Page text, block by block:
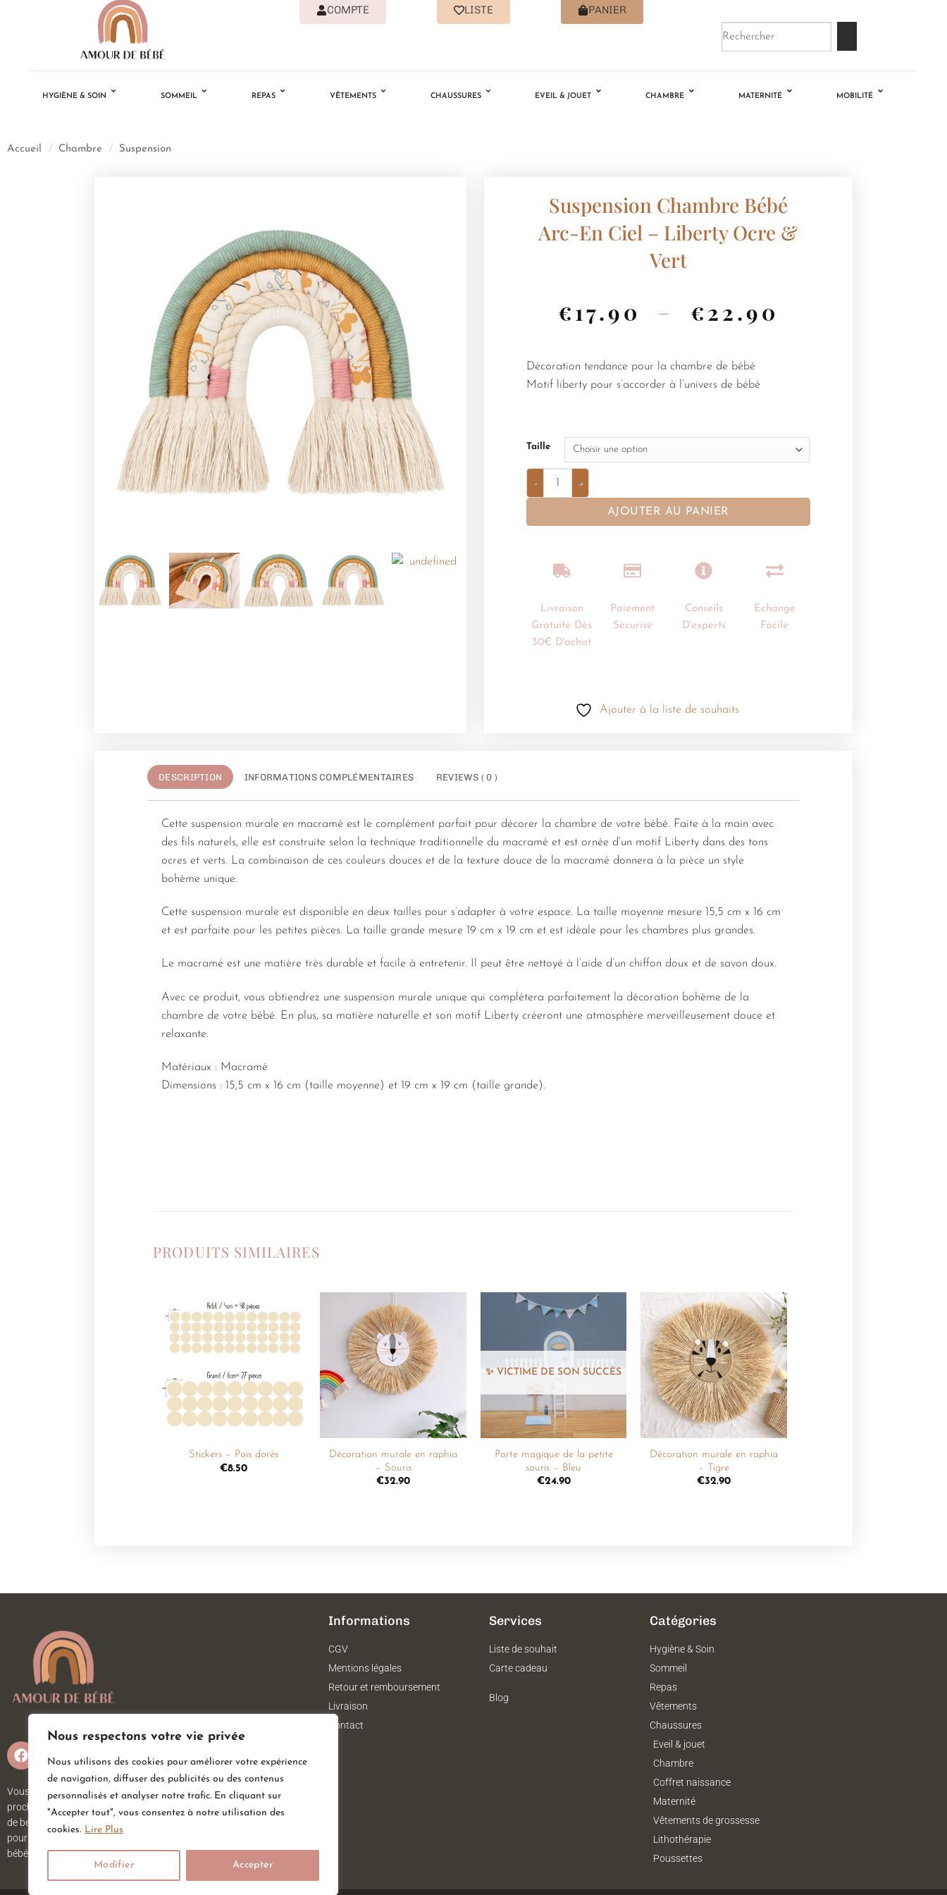
Nous respectons votre vie privée
Nous utilisons des cookies pour améliorer votre expérience
de navigation, diffuser des publicités ou des contenus
personnalisés et analyser notre trafic. En cliquant sur
"Accepter tout", vous consentez à notre utilisation des
cookies. Lire Plus
Modifier Accepter
COMPTE LISTE PANIER
HYGIÈNE & SOIN SOMMEIL REPAS VÊTEMENTS CHAUSSURES EVEIL & JOUET CHAMBRE MATERNITÉ MOBILITÉ
Accueil / Chambre / Suspension
Suspension Chambre Bébé
Arc-En Ciel – Liberty Ocre &
Vert
€17.90 – €22.90
Décoration tendance pour la chambre de bébé
Motif liberty pour s’accorder à l’univers de bébé
Taille
AJOUTER AU PANIER
Livraison
Gratuite Dès
30€ D'achat
Paiement
Sécurisé
Conseils
D'experts
Echange
Facile
Ajouter à la liste de souhaits
DESCRIPTION INFORMATIONS COMPLÉMENTAIRES REVIEWS ( 0 )
Cette suspension murale en macramé est le complément parfait pour décorer la chambre de votre bébé. Faite à la main avec
des fils naturels, elle est construite selon la technique traditionnelle du macramé et est ornée d’un motif Liberty dans des tons
ocres et verts. La combinaison de ces couleurs douces et de la texture douce de la macramé donnera à la pièce un style
bohème unique.
Cette suspension murale est disponible en deux tailles pour s’adapter à votre espace. La taille moyenne mesure 15,5 cm x 16 cm
et est parfaite pour les petites pièces. La taille grande mesure 19 cm x 19 cm et est idéale pour les chambres plus grandes.
Le macramé est une matière très durable et facile à entretenir. Il peut être nettoyé à l’aide d’un chiffon doux et de savon doux.
Avec ce produit, vous obtiendrez une suspension murale unique qui complétera parfaitement la décoration bohème de la
chambre de votre bébé. En plus, sa matière naturelle et son motif Liberty créeront une atmosphère merveilleusement douce et
relaxante.
Matériaux : Macramé
Dimensions : 15,5 cm x 16 cm (taille moyenne) et 19 cm x 19 cm (taille grande).
PRODUITS SIMILAIRES
Ajouter
à la
liste de
+
Stickers – Pois dorés
€8.50
Ajouter
à la
liste de
souhaits
Décoration murale en raphia
– Souris
€32.90
liste de
souhaits
Porte magique de la petite
souris – Bleu
€24.90
Ajouter
à la
liste de
souhaits
+
Décoration murale en raphia
– Tigre
€32.90
Vous attendez un heureux événement ou vous ou vos
proches viennent d’accueillir un petit trésor ? Sur Amour
de bébé, vous trouverez tout ce dont vous avez besoin
pour votre bébé. Nous avons une large gamme d’articles
bébé au meilleur prix pour votre plus grand bonheur.
Informations
CGV
Mentions légales
Retour et remboursement
Livraison
Contact
Services
Liste de souhait
Carte cadeau
Blog
Catégories
Hygiène & Soin
Sommeil
Repas
Vêtements
Chaussures
Eveil & jouet
Chambre
Coffret naissance
Maternité
Vêtements de grossesse
Lithothérapie
Poussettes